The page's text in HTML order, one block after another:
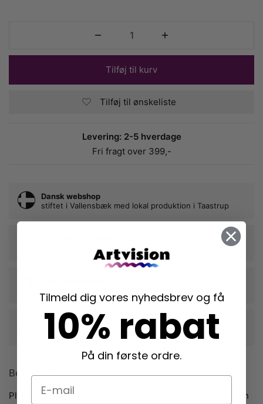
Tilføj til kurv
Tilføj til ønskeliste
Levering: 2-5 hverdage
Fri fragt over 399,-
Dansk webshop
stiftet i Vallensbæk med lokal produktion i Taastrup
der fremhæver din plakats farver og form
Langtidsholdbare rammer i egetræ
der beskytter dine plakater mange år frem
Beskrivelse
Plakat med solnedgang over Kongens Nytorv i København
Tilmeld dig vores nyhedsbrev og få
10% rabat
På din første ordre.
E-mail